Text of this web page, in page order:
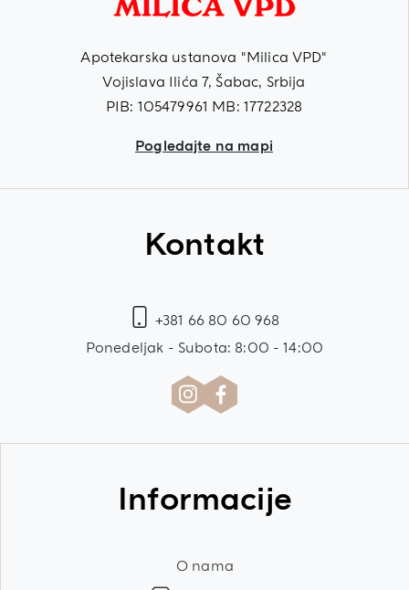
Apotekarska ustanova "Milica VPD"
Vojislava Ilića 7, Šabac, Srbija
PIB: 105479961 MB: 17722328
Pogledajte na mapi
Kontakt
+381 66 80 60 968
Ponedeljak - Subota: 8:00 - 14:00
Informacije
O nama